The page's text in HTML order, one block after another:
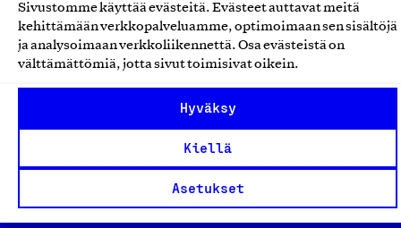
Sivustomme käyttää evästeitä. Evästeet auttavat meitä
kehittämään verkkopalveluamme, optimoimaan sen sisältöjä
ja analysoimaan verkkoliikennettä. Osa evästeistä on
välttämättömiä, jotta sivut toimisivat oikein.
Hyväksy
Kiellä
Asetukset
asiakaspalvelu@suomalainentyo.fi
laskutus@suomalainentyo.fi